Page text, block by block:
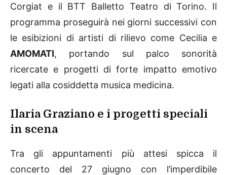
Corgiat e il BTT Balletto Teatro di Torino. Il
programma proseguirà nei giorni successivi con
le esibizioni di artisti di rilievo come Cecilia e
AMOMATI, portando sul palco sonorità
ricercate e progetti di forte impatto emotivo
legati alla cosiddetta musica medicina.
Ilaria Graziano e i progetti speciali
in scena
Tra gli appuntamenti più attesi spicca il
concerto del 27 giugno con l’imperdibile